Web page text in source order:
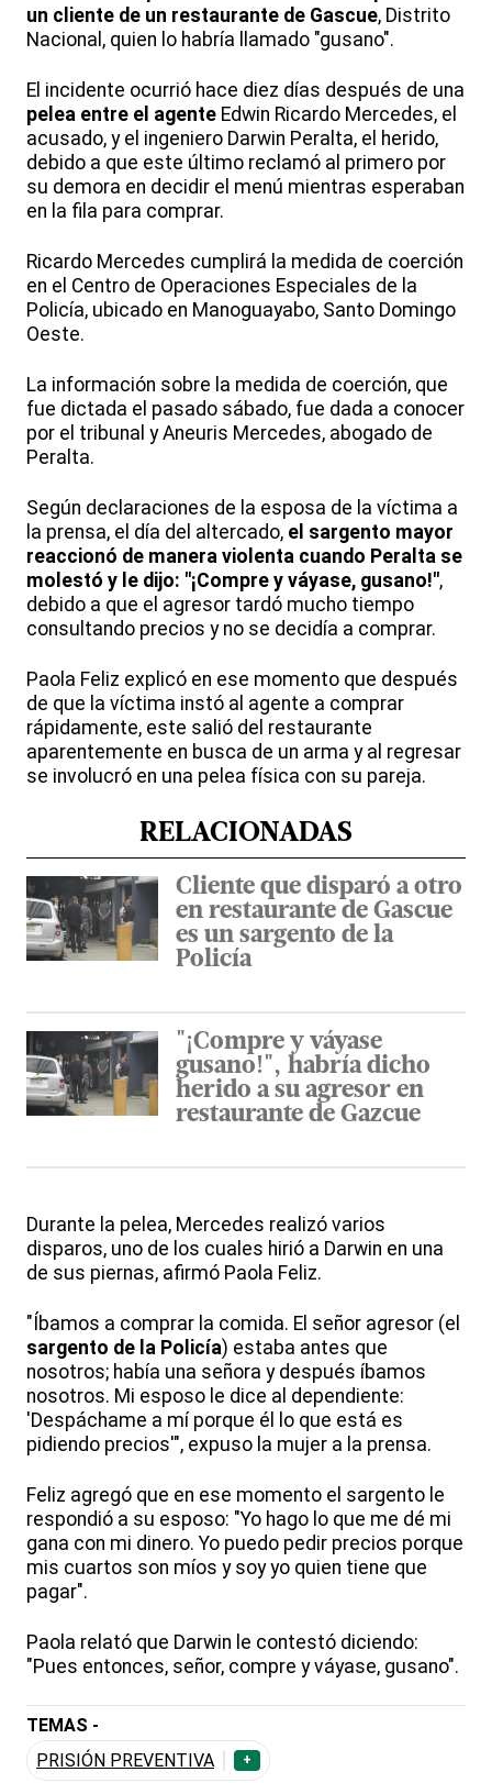
un cliente de un restaurante de Gascue, Distrito
Nacional, quien lo habría llamado "gusano".
El incidente ocurrió hace diez días después de una
pelea entre el agente Edwin Ricardo Mercedes, el
acusado, y el ingeniero Darwin Peralta, el herido,
debido a que este último reclamó al primero por
su demora en decidir el menú mientras esperaban
en la fila para comprar.
Ricardo Mercedes cumplirá la medida de coerción
en el Centro de Operaciones Especiales de la
Policía, ubicado en Manoguayabo, Santo Domingo
Oeste.
La información sobre la medida de coerción, que
fue dictada el pasado sábado, fue dada a conocer
por el tribunal y Aneuris Mercedes, abogado de
Peralta.
Según declaraciones de la esposa de la víctima a
la prensa, el día del altercado, el sargento mayor
reaccionó de manera violenta cuando Peralta se
molestó y le dijo: "¡Compre y váyase, gusano!",
debido a que el agresor tardó mucho tiempo
consultando precios y no se decidía a comprar.
Paola Feliz explicó en ese momento que después
de que la víctima instó al agente a comprar
rápidamente, este salió del restaurante
aparentemente en busca de un arma y al regresar
se involucró en una pelea física con su pareja.
RELACIONADAS
Cliente que disparó a otro
en restaurante de Gascue
es un sargento de la
Policía
"¡Compre y váyase
gusano!", habría dicho
herido a su agresor en
restaurante de Gazcue
Durante la pelea, Mercedes realizó varios
disparos, uno de los cuales hirió a Darwin en una
de sus piernas, afirmó Paola Feliz.
"Íbamos a comprar la comida. El señor agresor (el
sargento de la Policía) estaba antes que
nosotros; había una señora y después íbamos
nosotros. Mi esposo le dice al dependiente:
'Despáchame a mí porque él lo que está es
pidiendo precios'", expuso la mujer a la prensa.
Feliz agregó que en ese momento el sargento le
respondió a su esposo: "Yo hago lo que me dé mi
gana con mi dinero. Yo puedo pedir precios porque
mis cuartos son míos y soy yo quien tiene que
pagar".
Paola relató que Darwin le contestó diciendo:
"Pues entonces, señor, compre y váyase, gusano".
TEMAS -
PRISIÓN PREVENTIVA
+